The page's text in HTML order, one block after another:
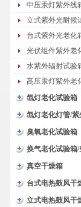
中压汞灯紫外线
立式紫外光耐候
型）
台式紫外光老化
GB/T16776）
光伏组件紫外老
水紫外辐射试验
JC485-1992）
高压汞灯紫外老
准GB/T16777）
氙灯老化试验箱
氙灯老化灯管/
（耗材）
臭氧老化试验箱
换气老化试验箱
验箱
真空干燥箱
台式电热鼓风干
立式电热鼓风干